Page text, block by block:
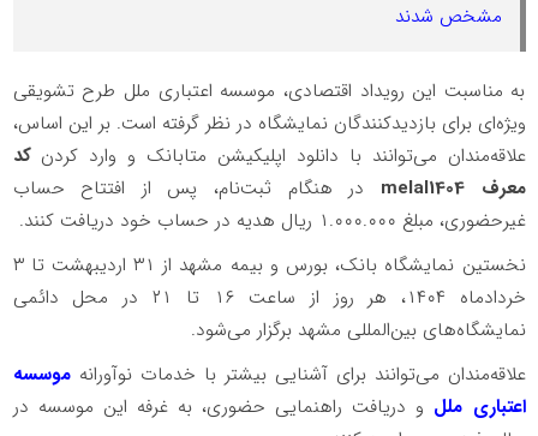
مشخص شدند
به مناسبت این رویداد اقتصادی، موسسه اعتباری ملل طرح تشویقی
ویژه‌ای برای بازدیدکنندگان نمایشگاه در نظر گرفته است. بر این اساس،
علاقه‌مندان می‌توانند با دانلود اپلیکیشن متابانک و وارد کردن کد
معرف melal1404
در هنگام ثبت‌نام، پس از افتتاح حساب
غیرحضوری، مبلغ ۱.۰۰۰.۰۰۰ ریال هدیه در حساب خود دریافت کنند.
نخستین نمایشگاه بانک، بورس و بیمه مشهد از ۳۱ اردیبهشت تا ۳
خردادماه ۱۴۰۴، هر روز از ساعت ۱۶ تا ۲۱ در محل دائمی
نمایشگاه‌های بین‌المللی مشهد برگزار می‌شود.
علاقه‌مندان می‌توانند برای آشنایی بیشتر با خدمات نوآورانه موسسه
اعتباری ملل و دریافت راهنمایی حضوری، به غرفه این موسسه در